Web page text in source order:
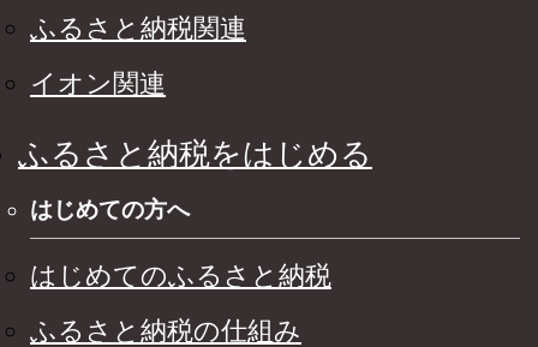
ふるさと納税関連
イオン関連
ふるさと納税をはじめる
はじめての方へ
はじめてのふるさと納税
ふるさと納税の仕組み